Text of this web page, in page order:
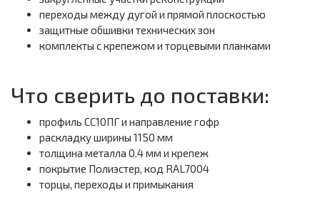
переходы между дугой и прямой плоскостью
защитные обшивки технических зон
комплекты с крепежом и торцевыми планками
Что сверить до поставки:
профиль СС10ПГ и направление гофр
раскладку ширины 1150 мм
толщина металла 0.4 мм и крепеж
покрытие Полиэстер, код RAL7004
торцы, переходы и примыкания